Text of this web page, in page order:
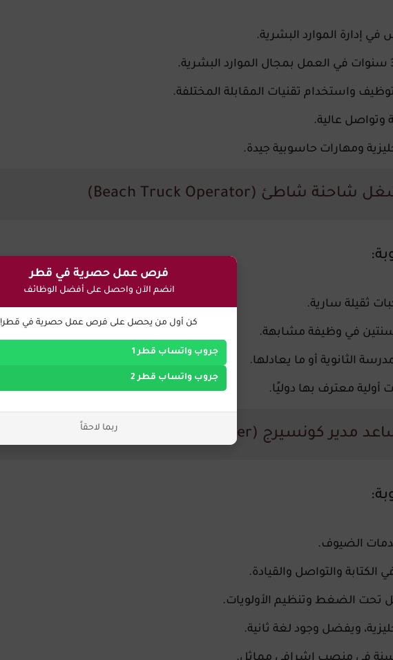
في إدارة الموارد البشرية.
واستخدام تقنيات المقابلة المختلفة.
عالية.
ومهارات حاسوبية جيدة.
:
ثقيلة سارية.
سنتين في وظيفة مشابهة.
الثانوية أو ما يعادلها.
معترف بها دوليًا.
:
الضيوف.
الكتابة والتواصل والقيادة.
تحت الضغط وتنظيم الأولويات.
ويفضل وجود لغة ثانية.
فرص عمل حصرية في قطر
انضم الآن واحصل على أفضل الوظائف
كن أول من يحصل على فرص عمل حصرية في قطر!
جروب واتساب قطر 1
جروب واتساب قطر 2
ربما لاحقاً